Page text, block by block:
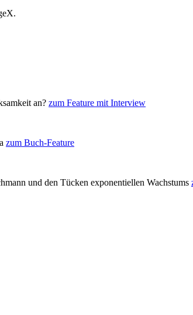
an? zum Feature mit Interview
zum Buch-Feature
und den Tücken exponentiellen Wachstums